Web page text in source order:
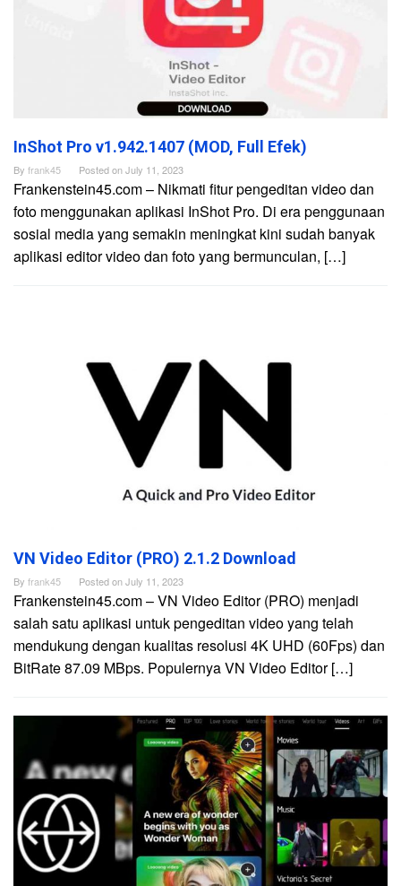
InShot Pro v1.942.1407 (MOD, Full Efek)
By frank45 Posted onJuly 11, 2023
Frankenstein45.com – Nikmati fitur pengeditan video dan
foto menggunakan aplikasi InShot Pro. Di era penggunaan
sosial media yang semakin meningkat kini sudah banyak
aplikasi editor video dan foto yang bermunculan, […]
VN Video Editor (PRO) 2.1.2 Download
By frank45 Posted onJuly 11, 2023
Frankenstein45.com – VN Video Editor (PRO) menjadi
salah satu aplikasi untuk pengeditan video yang telah
mendukung dengan kualitas resolusi 4K UHD (60Fps) dan
BitRate 87.09 MBps. Populernya VN Video Editor […]